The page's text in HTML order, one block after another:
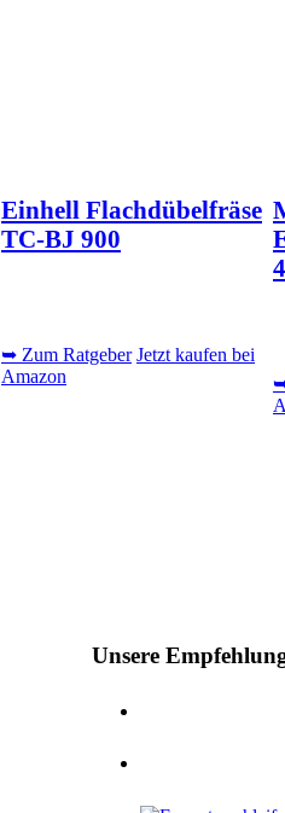
Einhell Flachdübelfräse
TC-BJ 900
➥ Zum Ratgeber Jetzt kaufen bei
Amazon
Unsere